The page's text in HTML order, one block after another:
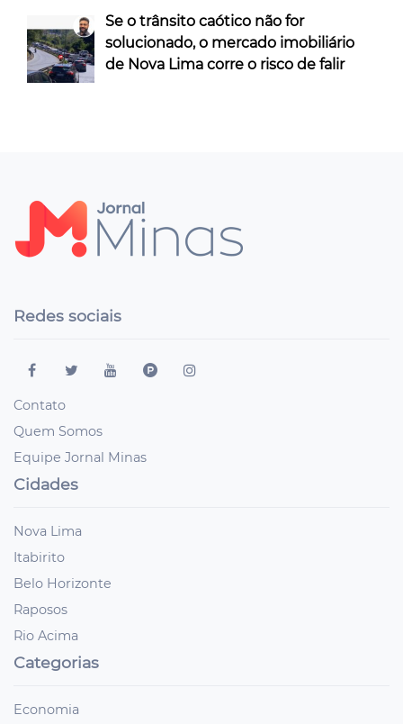
Se o trânsito caótico não for
solucionado, o mercado imobiliário
de Nova Lima corre o risco de falir
Redes sociais
Contato
Quem Somos
Equipe Jornal Minas
Cidades
Nova Lima
Itabirito
Belo Horizonte
Raposos
Rio Acima
Categorias
Economia